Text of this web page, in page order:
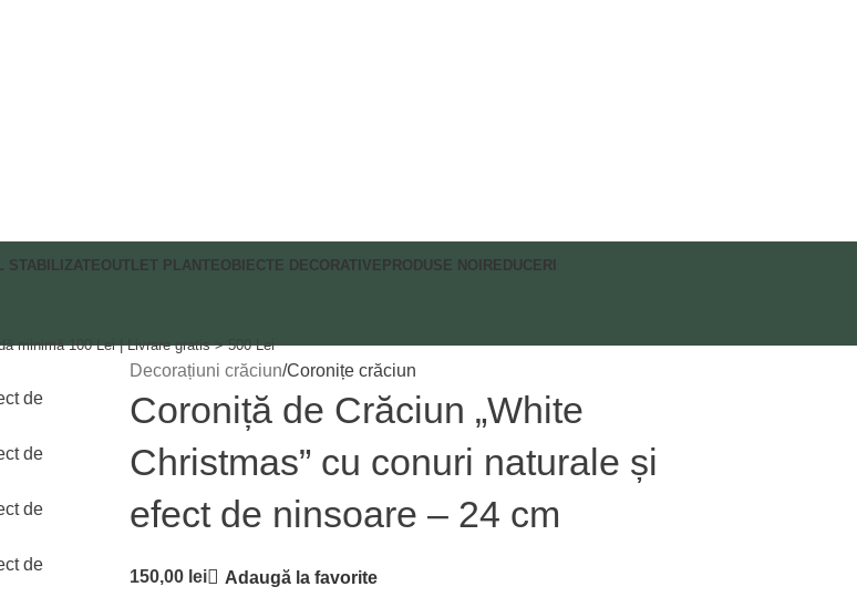
STABILIZATEOUTLET PLANTEOBIECTE DECORATIVEPRODUSE NOI REDUCERI
minimă 100 Lei | Livrare gratis > 500 Lei
Decorațiuni crăciun Coronițe crăciun
Coroniță de Crăciun „White
Christmas” cu conuri naturale și
efect de ninsoare – 24 cm
150,00 lei Adaugă la favorite